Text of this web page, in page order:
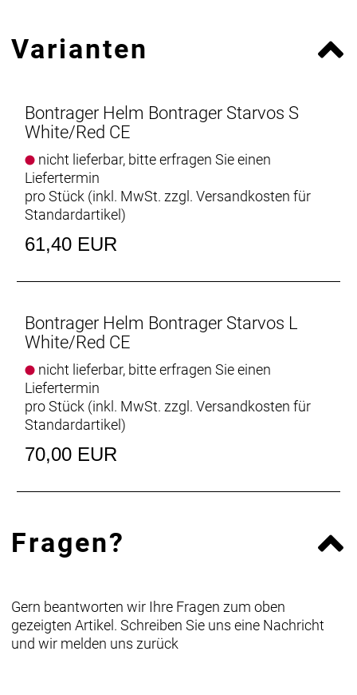
Varianten
Bontrager Helm Bontrager Starvos S
White/Red CE
nicht lieferbar, bitte erfragen Sie einen
Liefertermin
pro Stück (inkl. MwSt. zzgl. Versandkosten für
Standardartikel)
61,40 EUR
Bontrager Helm Bontrager Starvos L
White/Red CE
nicht lieferbar, bitte erfragen Sie einen
Liefertermin
pro Stück (inkl. MwSt. zzgl. Versandkosten für
Standardartikel)
70,00 EUR
Fragen?
Gern beantworten wir Ihre Fragen zum oben
gezeigten Artikel. Schreiben Sie uns eine Nachricht
und wir melden uns zurück